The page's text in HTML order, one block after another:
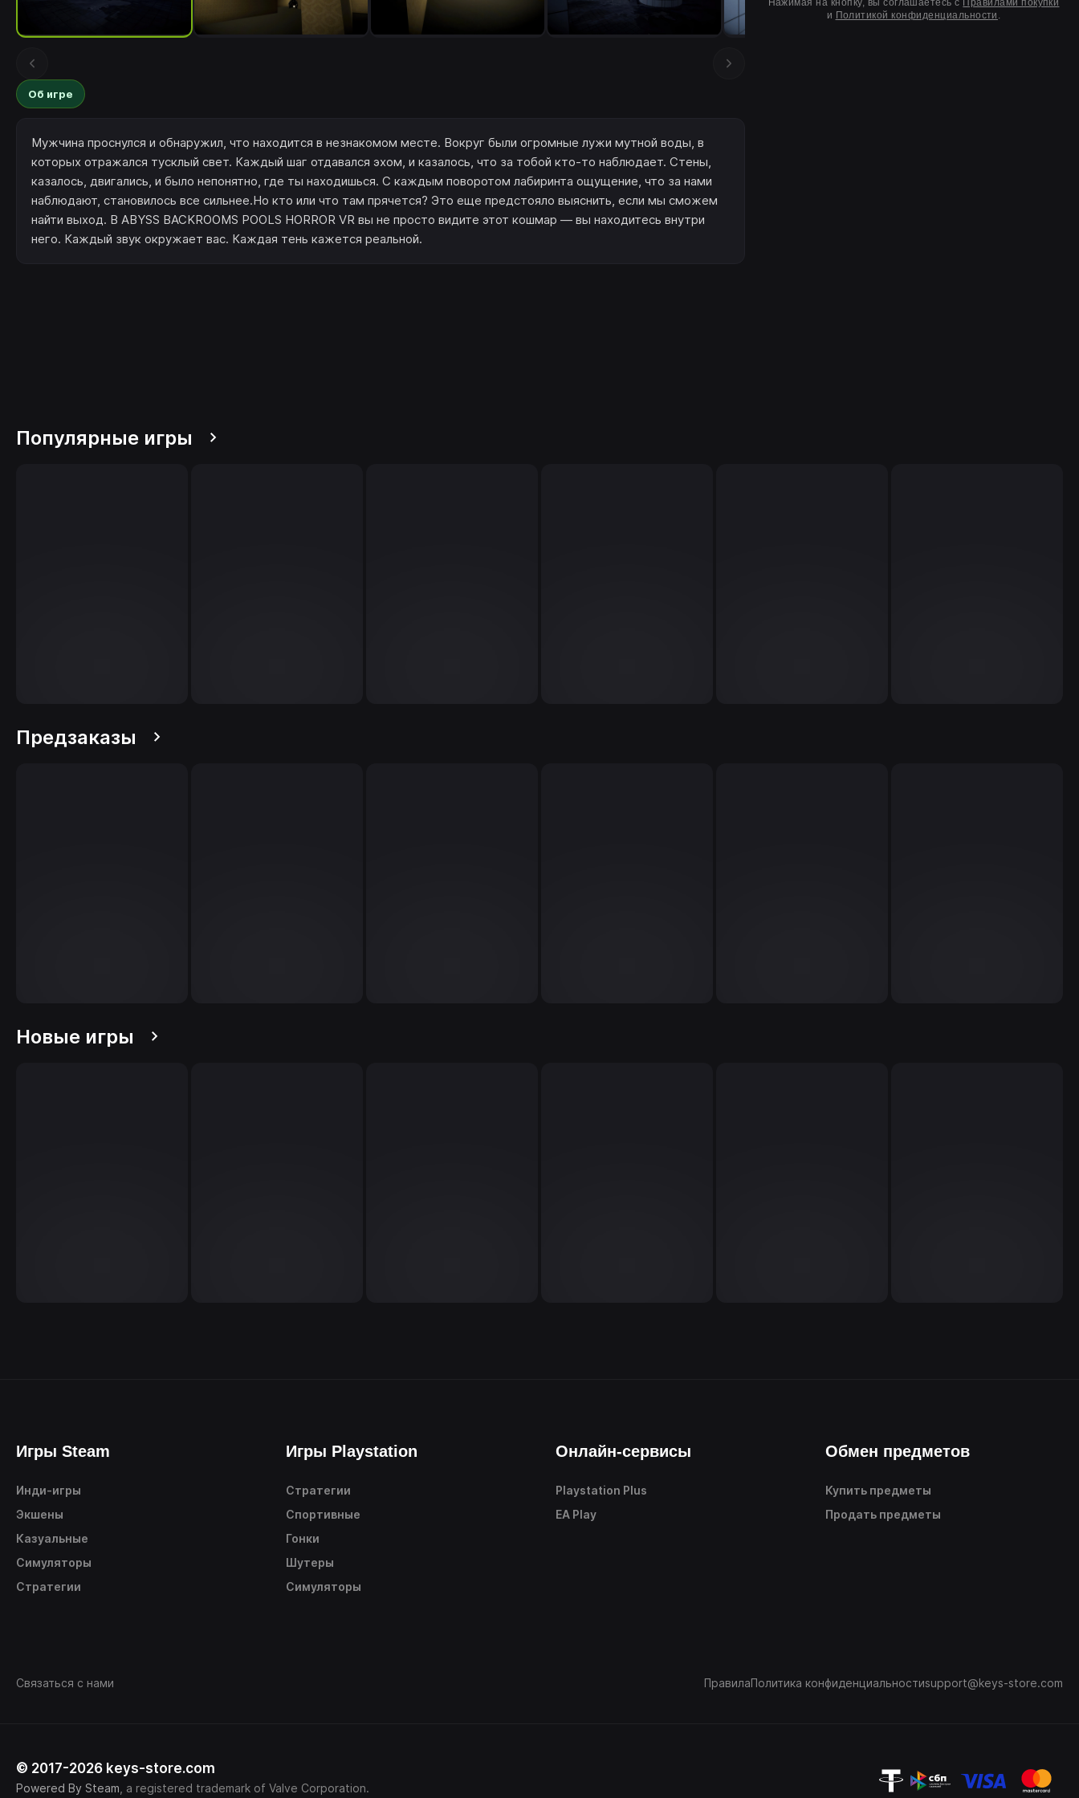
Нажимая на кнопку, вы соглашаетесь с Правилами покупки
и Политикой конфиденциальности .
Об игре
Мужчина проснулся и обнаружил, что находится в незнакомом месте. Вокруг были огромные лужи мутной воды, в
которых отражался тусклый свет. Каждый шаг отдавался эхом, и казалось, что за тобой кто-то наблюдает. Стены,
казалось, двигались, и было непонятно, где ты находишься. С каждым поворотом лабиринта ощущение, что за нами
наблюдают, становилось все сильнее.Но кто или что там прячется? Это еще предстояло выяснить, если мы сможем
найти выход. В ABYSS BACKROOMS POOLS HORROR VR вы не просто видите этот кошмар — вы находитесь внутри
него. Каждый звук окружает вас. Каждая тень кажется реальной.
Популярные игры
Предзаказы
Новые игры
Игры Steam
Инди-игры
Экшены
Казуальные
Симуляторы
Стратегии
Игры Playstation
Стратегии
Спортивные
Гонки
Шутеры
Симуляторы
Онлайн-сервисы
Playstation Plus
EA Play
Обмен предметов
Купить предметы
Продать предметы
Связаться с нами ПравилаПолитика конфиденциальностиsupport@keys-store.com
© 2017-2026 keys-store.com
Powered By Steam , a registered trademark of Valve Corporation.